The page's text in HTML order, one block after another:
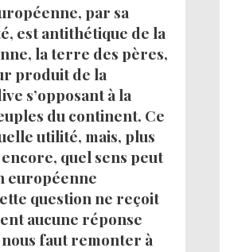
par sa
est antithétique de la
la terre des pères,
produit de la
s’opposant à la
du continent. Ce
utilité, mais, plus
quel sens peut
européenne
question ne reçoit
aucune réponse
faut remonter à